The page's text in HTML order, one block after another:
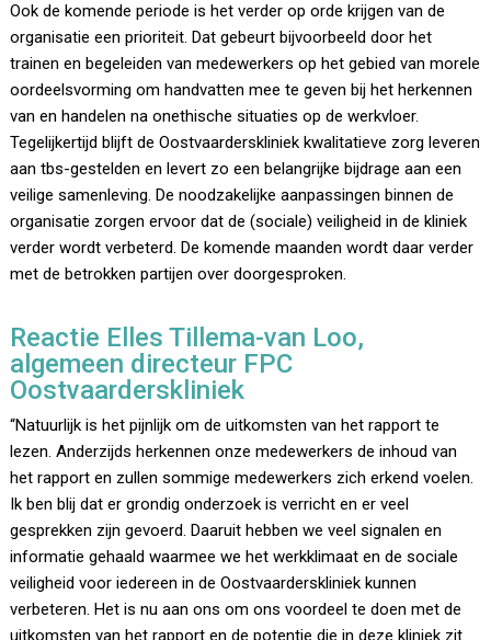
Ook de komende periode is het verder op orde krijgen van de
organisatie een prioriteit. Dat gebeurt bijvoorbeeld door het
trainen en begeleiden van medewerkers op het gebied van morele
oordeelsvorming om handvatten mee te geven bij het herkennen
van en handelen na onethische situaties op de werkvloer.
Tegelijkertijd blijft de Oostvaarderskliniek kwalitatieve zorg leveren
aan tbs-gestelden en levert zo een belangrijke bijdrage aan een
veilige samenleving. De noodzakelijke aanpassingen binnen de
organisatie zorgen ervoor dat de (sociale) veiligheid in de kliniek
verder wordt verbeterd. De komende maanden wordt daar verder
met de betrokken partijen over doorgesproken.
Reactie Elles Tillema-van Loo,
algemeen directeur FPC
Oostvaarderskliniek
“Natuurlijk is het pijnlijk om de uitkomsten van het rapport te
lezen. Anderzijds herkennen onze medewerkers de inhoud van
het rapport en zullen sommige medewerkers zich erkend voelen.
Ik ben blij dat er grondig onderzoek is verricht en er veel
gesprekken zijn gevoerd. Daaruit hebben we veel signalen en
informatie gehaald waarmee we het werkklimaat en de sociale
veiligheid voor iedereen in de Oostvaarderskliniek kunnen
verbeteren. Het is nu aan ons om ons voordeel te doen met de
uitkomsten van het rapport en de potentie die in deze kliniek zit